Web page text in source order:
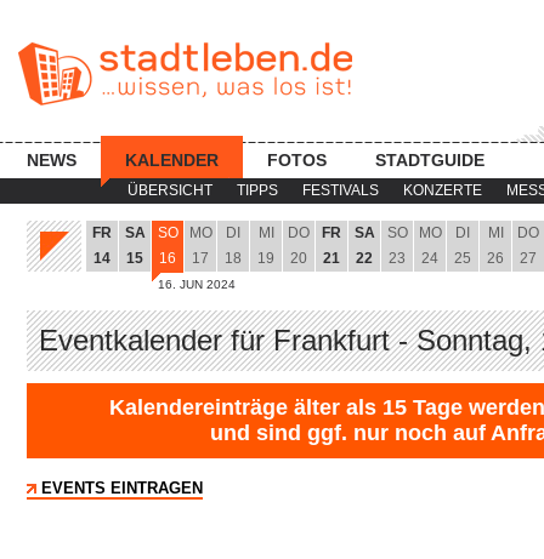
ÜBERSICHT TIPPS FESTIVALS KONZERTE
NEWS KALENDER FOTOS STADTGUIDE
FR
14
SA
15
SO
16
16. JUN 2024
MO
17
DI
18
MI
19
DO
20
FR
21
SA
22
SO
23
MO
24
DI
25
MI
26
DO
27
Eventkalender für Frankfurt - Sonntag,
Kalendereinträge älter als 15 Tage
und sind ggf. nur noch auf
EVENTS EINTRAGEN